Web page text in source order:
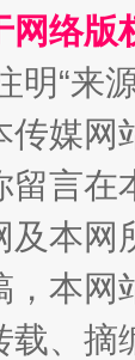
网络版
明“来
传媒网
留言
及本网
，本网
载、摘